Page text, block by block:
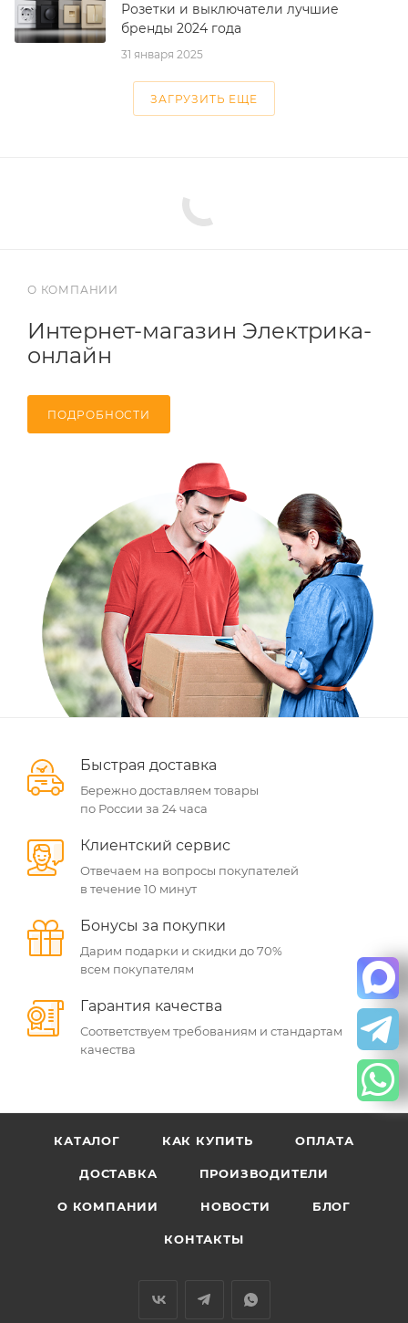
31 января 2025
Розетки и выключатели лучшие
бренды 2024 года
ЗАГРУЗИТЬ ЕЩЕ
О КОМПАНИИ
Интернет-магазин Электрика-
онлайн
ПОДРОБНОСТИ
Быстрая доставка
Бережно доставляем товары
по России за 24 часа
Клиентский сервис
Отвечаем на вопросы покупателей
в течение 10 минут
Бонусы за покупки
Дарим подарки и скидки до 70%
всем покупателям
Гарантия качества
Соответствуем требованиям и стандартам
качества
КАТАЛОГ КАК КУПИТЬ ОПЛАТА
ДОСТАВКА ПРОИЗВОДИТЕЛИ
О КОМПАНИИ НОВОСТИ БЛОГ
КОНТАКТЫ